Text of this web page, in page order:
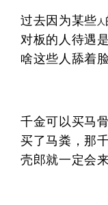
过去因为某些 人
对板的人待遇
啥这些人舔着
千金可以买马
买了马粪，那
壳郎就一定会